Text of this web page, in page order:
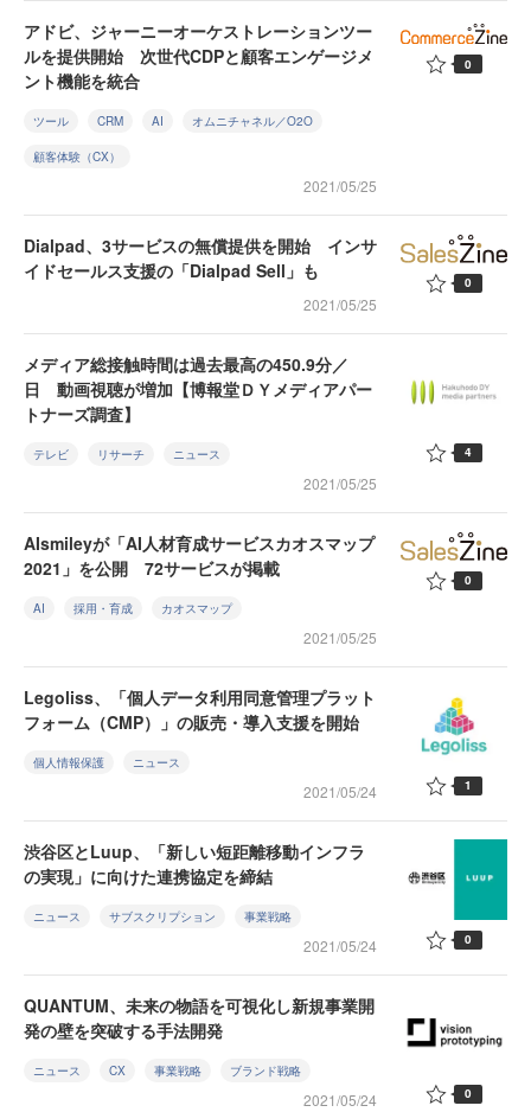
アドビ、ジャーニーオーケストレーションツー
ルを提供開始 次世代CDPと顧客エンゲージメ
ント機能を統合
ツール CRM AI オムニチャネル／O2O
顧客体験（CX）
2021/05/25
0
Dialpad、3サービスの無償提供を開始 インサ
イドセールス支援の「Dialpad Sell」も
2021/05/25
0
メディア総接触時間は過去最高の450.9分／
日 動画視聴が増加【博報堂ＤＹメディアパー
トナーズ調査】
テレビ リサーチ ニュース
2021/05/25
4
AIsmileyが「AI人材育成サービスカオスマップ
2021」を公開 72サービスが掲載
AI 採用・育成 カオスマップ
2021/05/25
0
Legoliss、「個人データ利用同意管理プラット
フォーム（CMP）」の販売・導入支援を開始
個人情報保護 ニュース
2021/05/24 1
渋谷区とLuup、「新しい短距離移動インフラ
の実現」に向けた連携協定を締結
ニュース サブスクリプション 事業戦略
2021/05/24 0
QUANTUM、未来の物語を可視化し新規事業開
発の壁を突破する手法開発
ニュース CX 事業戦略 ブランド戦略
2021/05/24 0